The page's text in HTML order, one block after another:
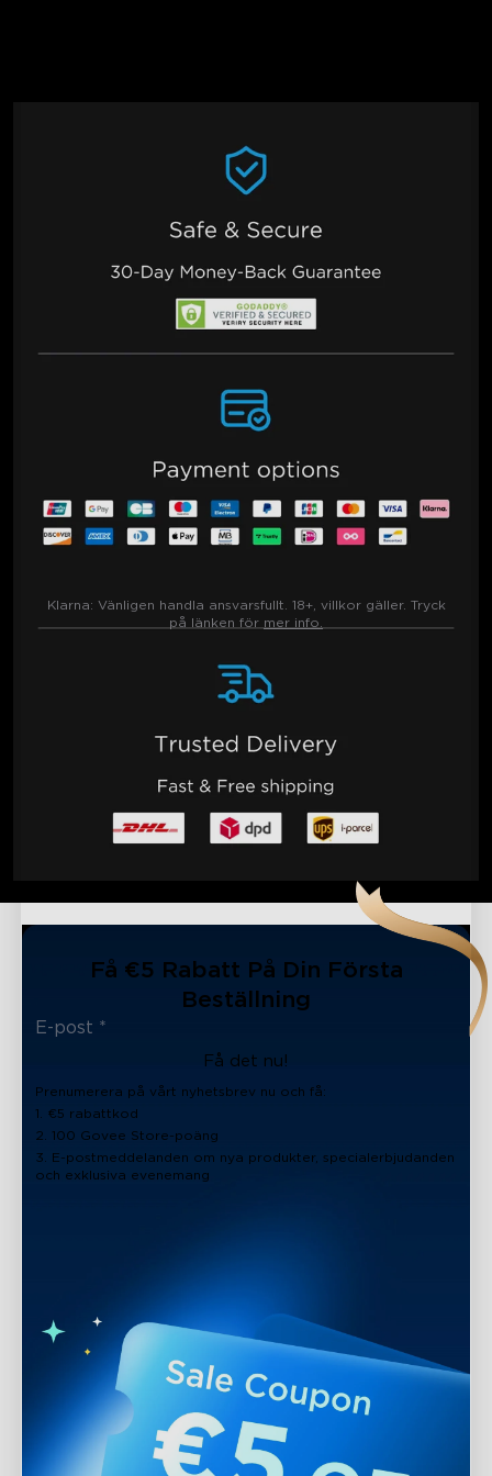
Klarna: Vänligen handla ansvarsfullt. 18+, villkor gäller. Tryck
på länken för mer info.
Få €5 Rabatt På Din Första
Beställning
Få det nu!
Prenumerera på vårt nyhetsbrev nu och få:
1. €5 rabattkod
2. 100 Govee Store-poäng
3. E-postmeddelanden om nya produkter, specialerbjudanden
och exklusiva evenemang